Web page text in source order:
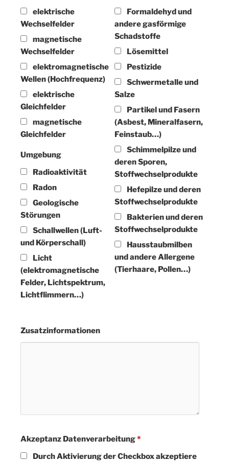
elektrische
Wechselfelder
magnetische
Wechselfelder
elektromagnetische
Wellen (Hochfrequenz)
elektrische
Gleichfelder
magnetische
Gleichfelder
Umgebung
Radioaktivität
Radon
Geologische
Störungen
Schallwellen (Luft-
und Körperschall)
Licht
(elektromagnetische
Felder, Lichtspektrum,
Lichtflimmern…)
Formaldehyd und
andere gasförmige
Schadstoffe
Lösemittel
Pestizide
Schwermetalle und
Salze
Partikel und Fasern
(Asbest, Mineralfasern,
Feinstaub…)
Schimmelpilze und
deren Sporen,
Stoffwechselprodukte
Hefepilze und deren
Stoffwechselprodukte
Bakterien und deren
Stoffwechselprodukte
Hausstaubmilben
und andere Allergene
(Tierhaare, Pollen…)
Zusatzinformationen
Akzeptanz Datenverarbeitung*
Durch Aktivierung der Checkbox akzeptiere